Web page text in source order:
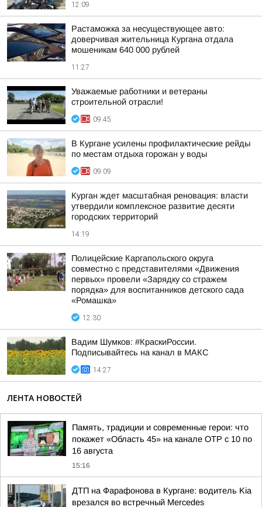
12:09
Растаможка за несуществующее авто:
доверчивая жительница Кургана отдала
мошеникам 640 000 рублей
11:27
Уважаемые работники и ветераны
строительной отрасли!
09:45
В Кургане усилены профилактические рейды
по местам отдыха горожан у воды
09:09
Курган ждет масштабная реновация: власти
утвердили комплексное развитие десяти
городских территорий
14:19
Полицейские Каргапольского округа
совместно с представителями «Движения
первых» провели «Зарядку со стражем
порядка» для воспитанников детского сада
«Ромашка»
12:30
Вадим Шумков: #КраскиРоссии.
Подписывайтесь на канал в МАКС
14:27
ЛЕНТА НОВОСТЕЙ
Память, традиции и современные герои: что
покажет «Область 45» на канале ОТР с 10 по
16 августа
15:16
ДТП на Фарафонова в Кургане: водитель Kia
врезался во встречный Mercedes